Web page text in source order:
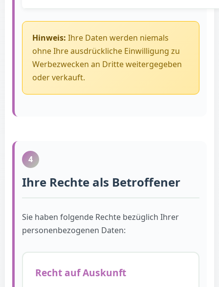
Hinweis: Ihre Daten werden niemals
ohne Ihre ausdrückliche Einwilligung zu
Werbezwecken an Dritte weitergegeben
oder verkauft.
4
Ihre Rechte als Betroffener
Sie haben folgende Rechte bezüglich Ihrer
personenbezogenen Daten:
Recht auf Auskunft